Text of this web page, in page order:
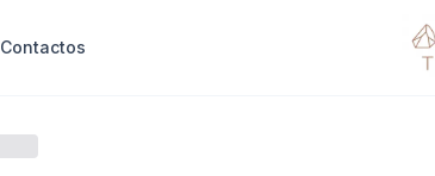
Contactos